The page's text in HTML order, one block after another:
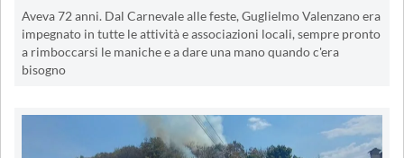
Aveva 72 anni. Dal Carnevale alle feste, Guglielmo Valenzano era
impegnato in tutte le attività e associazioni locali, sempre pronto
a rimboccarsi le maniche e a dare una mano quando c'era
bisogno